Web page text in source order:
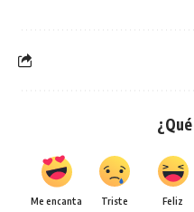
Me encanta Triste Feliz